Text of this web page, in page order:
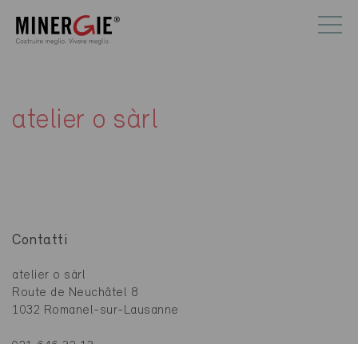
atelier o sàrl
Contatti
atelier o sàrl
Route de Neuchâtel 8
1032 Romanel-sur-Lausanne